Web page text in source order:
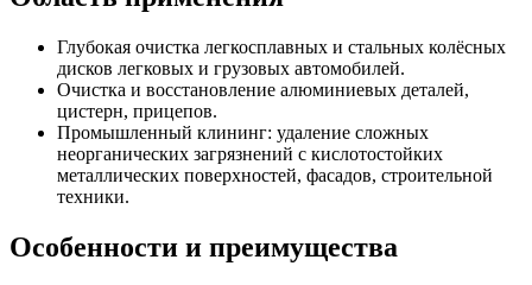
Глубокая очистка легкосплавных и стальных колёсных
дисков легковых и грузовых автомобилей.
Очистка и восстановление алюминиевых деталей,
цистерн, прицепов.
Промышленный клининг: удаление сложных
неорганических загрязнений с кислотостойких
металлических поверхностей, фасадов, строительной
техники.
Особенности и преимущества